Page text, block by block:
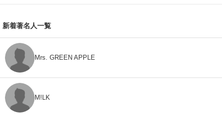
新着著名人一覧
Mrs. GREEN APPLE
M!LK